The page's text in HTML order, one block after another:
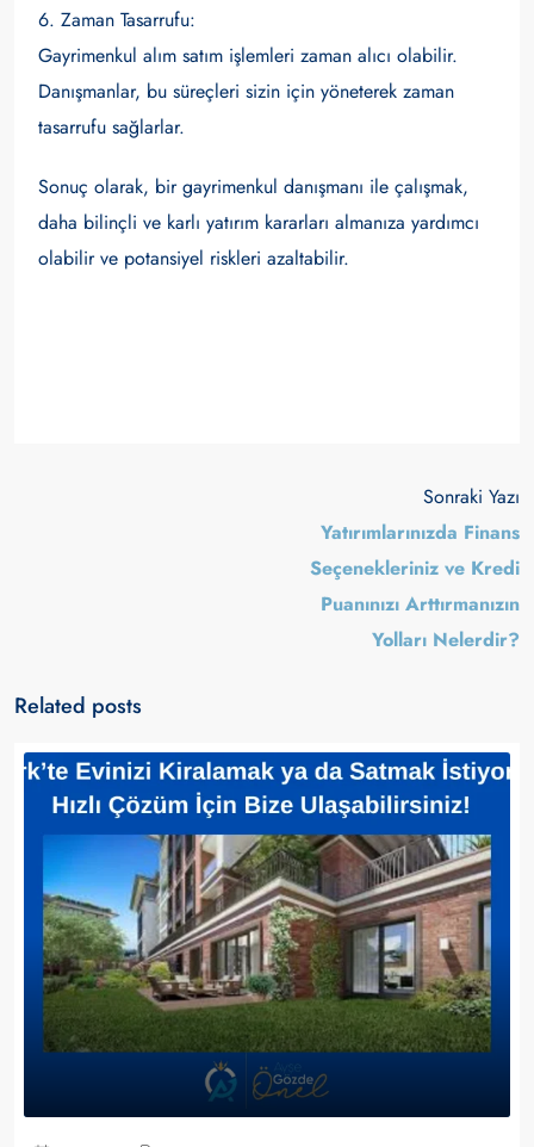
6. Zaman Tasarrufu:
Gayrimenkul alım satım işlemleri zaman alıcı olabilir.
Danışmanlar, bu süreçleri sizin için yöneterek zaman
tasarrufu sağlarlar.
Sonuç olarak, bir gayrimenkul danışmanı ile çalışmak,
daha bilinçli ve karlı yatırım kararları almanıza yardımcı
olabilir ve potansiyel riskleri azaltabilir.
Sonraki Yazı
Yatırımlarınızda Finans
Seçenekleriniz ve Kredi
Puanınızı Arttırmanızın
Yolları Nelerdir?
Related posts